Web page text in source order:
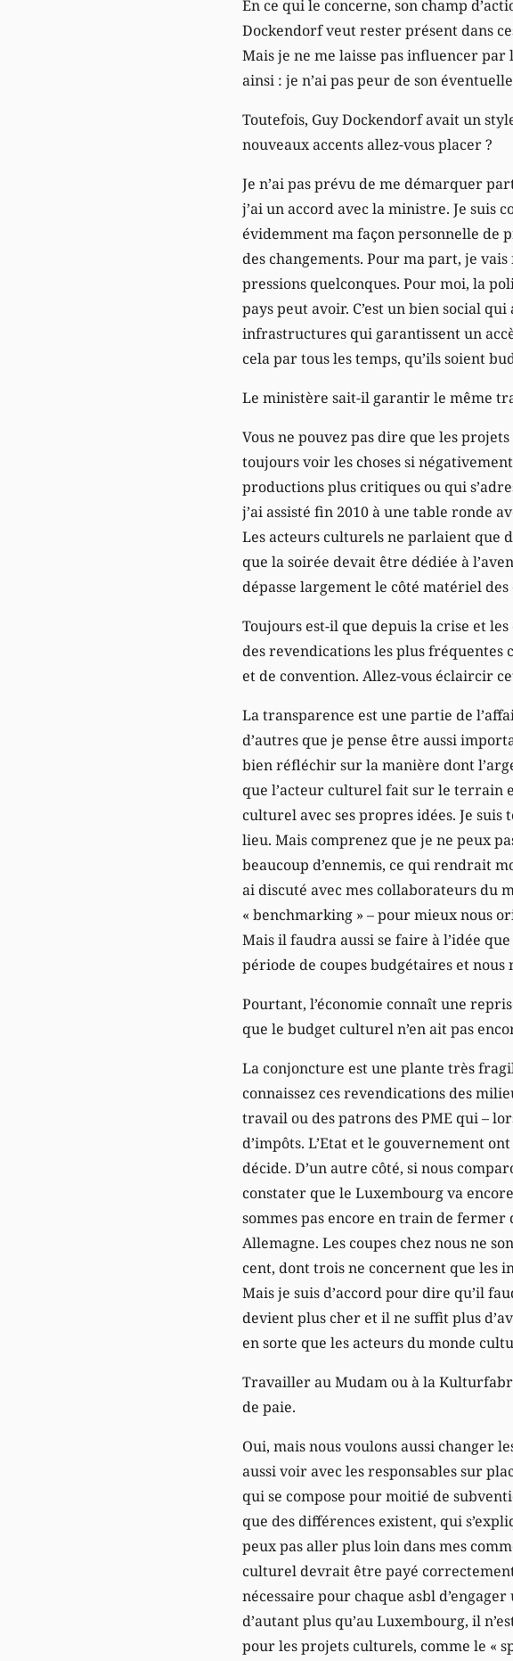
En ce qui le concerne, son champ
Dockendorf veut rester présent dans
Mais je ne me laisse pas influencer
ainsi : je n’ai pas peur de son
Toutefois, Guy Dockendorf avait un
nouveaux accents allez-vous placer ?
Je n’ai pas prévu de me démarquer
j’ai un accord avec la ministre. Je suis
évidemment ma façon personnelle de
des changements. Pour ma part, je
pressions quelconques. Pour moi, la
pays peut avoir. C’est un bien social
infrastructures qui garantissent un
cela par tous les temps, qu’ils soient
Le ministère sait-il garantir le même
Vous ne pouvez pas dire que les
toujours voir les choses si
productions plus critiques ou qui
j’ai assisté fin 2010 à une table ronde
Les acteurs culturels ne parlaient que
que la soirée devait être dédiée à
dépasse largement le côté matériel des
Toujours est-il que depuis la crise et
des revendications les plus fréquentes
et de convention. Allez-vous éclaircir
La transparence est une partie de
d’autres que je pense être aussi
bien réfléchir sur la manière dont
que l’acteur culturel fait sur le terrain
culturel avec ses propres idées. Je
lieu. Mais comprenez que je ne peux
beaucoup d’ennemis, ce qui rendrait
ai discuté avec mes collaborateurs du
« benchmarking » – pour mieux nous
Mais il faudra aussi se faire à l’idée
période de coupes budgétaires et
Pourtant, l’économie connaît une
que le budget culturel n’en ait pas
La conjoncture est une plante très
connaissez ces revendications des
travail ou des patrons des PME qui –
d’impôts. L’Etat et le gouvernement
décide. D’un autre côté, si nous
constater que le Luxembourg va
sommes pas encore en train de fermer
Allemagne. Les coupes chez nous ne
cent, dont trois ne concernent que les
Mais je suis d’accord pour dire qu’il
devient plus cher et il ne suffit plus
en sorte que les acteurs du monde
Travailler au Mudam ou à la
de paie.
Oui, mais nous voulons aussi changer
aussi voir avec les responsables sur
qui se compose pour moitié de
que des différences existent, qui
peux pas aller plus loin dans mes
culturel devrait être payé
nécessaire pour chaque asbl
d’autant plus qu’au Luxembourg, il
pour les projets culturels, comme le «